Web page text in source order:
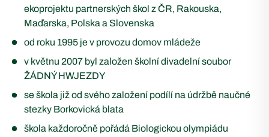
ekoprojektu partnerských škol z ČR, Rakouska,
Maďarska, Polska a Slovenska
od roku 1995 je v provozu domov mládeže
v květnu 2007 byl založen školní divadelní soubor
ŽÁDNÝ HWJEZDY
se škola již od svého založení podílí na údržbě naučné
stezky Borkovická blata
škola každoročně pořádá Biologickou olympiádu